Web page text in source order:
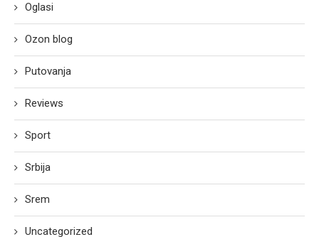
Oglasi
Ozon blog
Putovanja
Reviews
Sport
Srbija
Srem
Uncategorized